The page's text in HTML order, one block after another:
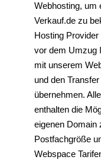
Webhosting, um
Verkauf.de zu
Hosting
vor dem Umzug
mit unserem
und den
übernehmen.
enthalten die
eigenen Domain
Postfachgröße
Webspace